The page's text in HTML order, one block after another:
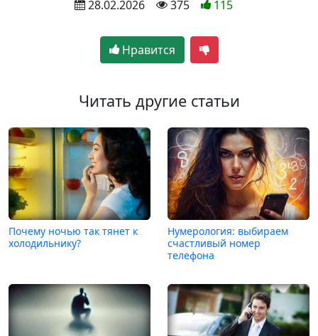
28.02.2026 375 115
Нравится
Читать другие статьи
Почему ночью так тянет к
холодильнику?
Нумерология: выбираем
счастливый номер
телефона